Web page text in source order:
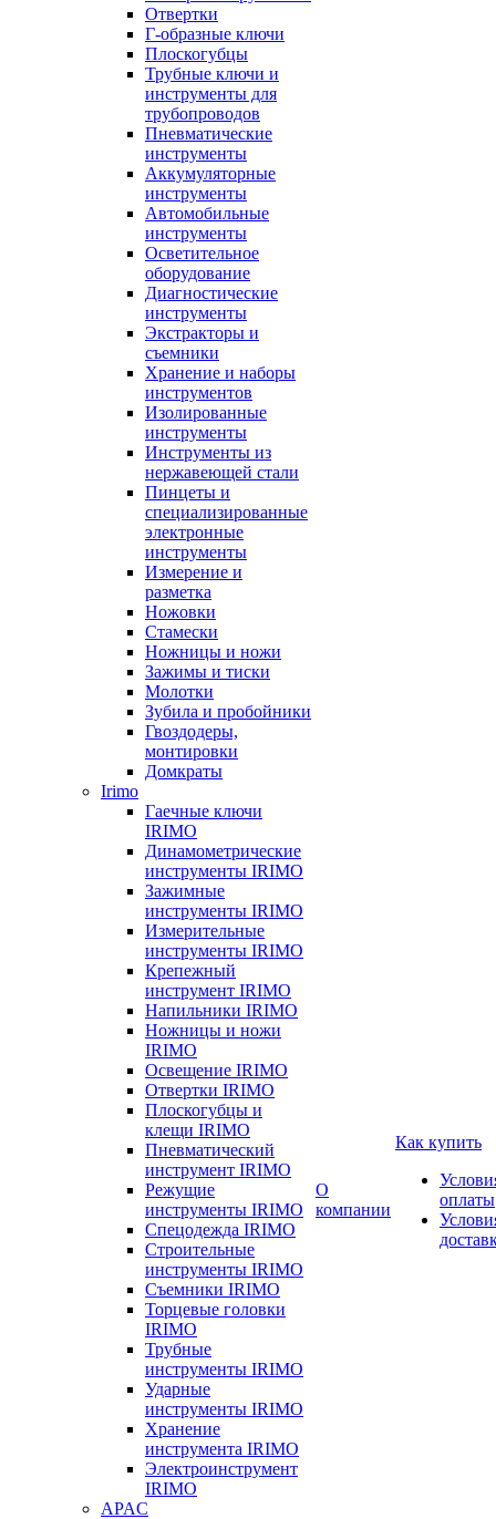
Отвертки
Г-образные ключи
Плоскогубцы
Трубные ключи и
инструменты для
трубопроводов
Пневматические
инструменты
Аккумуляторные
инструменты
Автомобильные
инструменты
Осветительное
оборудование
Диагностические
инструменты
Экстракторы и
съемники
Хранение и наборы
инструментов
Изолированные
инструменты
Инструменты из
нержавеющей стали
Пинцеты и
специализированные
электронные
инструменты
Измерение и
разметка
Ножовки
Стамески
Ножницы и ножи
Зажимы и тиски
Молотки
Зубила и пробойники
Гвоздодеры,
монтировки
Домкраты
Irimo
Гаечные ключи
IRIMO
Динамометрические
инструменты IRIMO
Зажимные
инструменты IRIMO
Измерительные
инструменты IRIMO
Крепежный
инструмент IRIMO
Напильники IRIMO
Ножницы и ножи
IRIMO
Освещение IRIMO
Отвертки IRIMO
Плоскогубцы и
клещи IRIMO
Пневматический
инструмент IRIMO
Режущие
инструменты IRIMO
Спецодежда IRIMO
Строительные
инструменты IRIMO
Съемники IRIMO
Торцевые головки
IRIMO
Трубные
инструменты IRIMO
Ударные
инструменты IRIMO
Хранение
инструмента IRIMO
Электроинструмент
IRIMO
APAC
О
компании
Как купить
оплаты